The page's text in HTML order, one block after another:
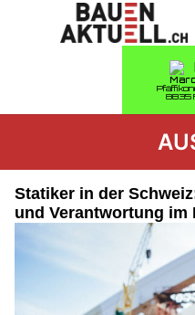
Statiker in der
und Verantwortung im